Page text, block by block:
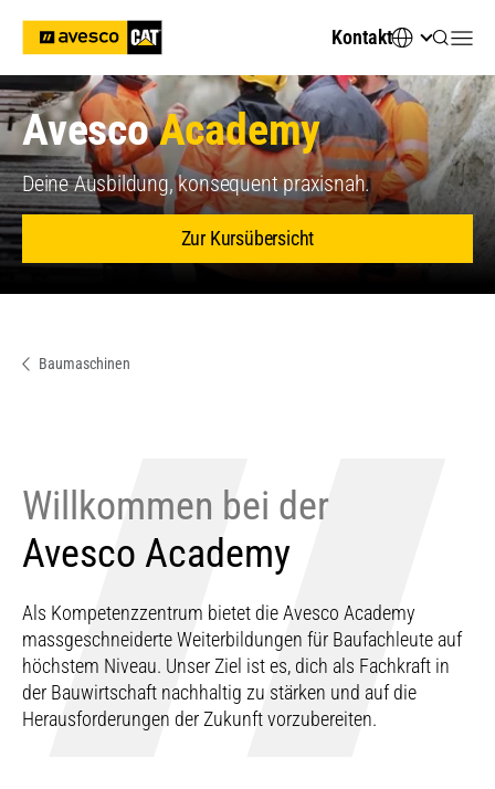
Kontakt
AvescoAcademy
Deine Ausbildung, konsequent praxisnah.
Zur Kursübersicht
Baumaschinen
Willkommen bei der
Avesco Academy
Als Kompetenzzentrum bietet die Avesco Academy
massgeschneiderte Weiterbildungen für Baufachleute auf
höchstem Niveau. Unser Ziel ist es, dich als Fachkraft in
der Bauwirtschaft nachhaltig zu stärken und auf die
Herausforderungen der Zukunft vorzubereiten.